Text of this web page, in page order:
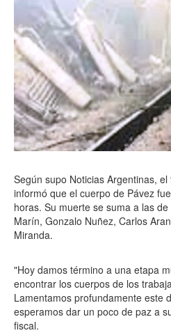
Según supo Noticias Argentinas,
informó que el cuerpo de Pávez
horas. Su muerte se suma a las
Marín, Gonzalo Nuñez, Carlos
Miranda.
"Hoy damos término a una etapa
encontrar los cuerpos de los
Lamentamos profundamente este
esperamos dar un poco de paz a
fiscal.